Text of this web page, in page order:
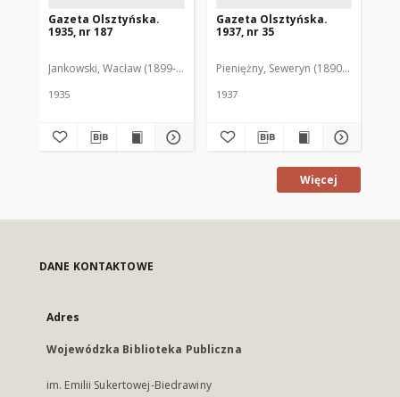
Gazeta Olsztyńska.
1935, nr 187
Jankowski, Wacław (1899-1975). Red.
1935
Gazeta Olsztyńska.
1937, nr 35
Pieniężny, Seweryn (1890-1940). Red.
1937
Więcej
DANE KONTAKTOWE
Adres
Wojewódzka Biblioteka Publiczna
im. Emilii Sukertowej-Biedrawiny